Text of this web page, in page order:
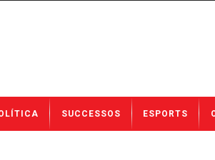
SUCCESSOS ESPORTS